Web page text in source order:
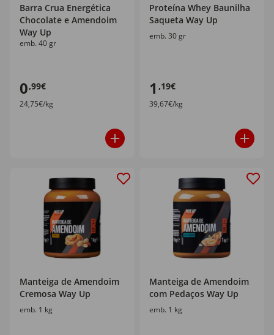
Barra Crua Energética
Chocolate e Amendoim
Way Up
emb. 40 gr
0,99€
24,75€/kg
Proteína Whey Baunilha
Saqueta Way Up
emb. 30 gr
1 ,19€
39,67€/kg
Manteiga de Amendoim
Cremosa Way Up
emb. 1 kg
Manteiga de Amendoim
com Pedaços Way Up
emb. 1 kg